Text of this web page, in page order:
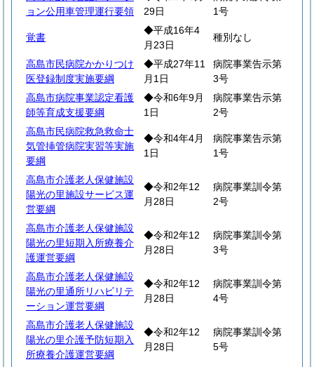
ョン公用車管理運行要領
29日
1号
覚書
◆平成16年4
月23日
種別なし
高島市民病院かかりつけ
医登録制度実施要綱
◆平成27年11
月1日
病院事業告示第
3号
高島市病院事業認定看護
師等育成支援要綱
◆令和6年9月
1日
病院事業告示第
2号
高島市民病院救急救命士
気管挿管病院実習等実施
要綱
◆令和4年4月
1日
病院事業告示第
1号
高島市介護老人保健施設
陽光の里施設サービス運
営要綱
◆令和2年12
月28日
病院事業訓令第
2号
高島市介護老人保健施設
陽光の里短期入所療養介
護運営要綱
◆令和2年12
月28日
病院事業訓令第
3号
高島市介護老人保健施設
陽光の里通所リハビリテ
ーション運営要綱
◆令和2年12
月28日
病院事業訓令第
4号
高島市介護老人保健施設
陽光の里介護予防短期入
所療養介護運営要綱
◆令和2年12
月28日
病院事業訓令第
5号